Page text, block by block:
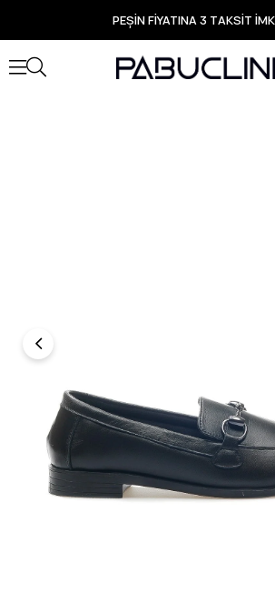
PEŞİN FİYATINA 3 TAKSİT
TÜM ÜRÜNLERDE ÜCRETSİZ
Yeni Sezon Ürünlerde Özel
Seçili Ürünlerde Hızlı